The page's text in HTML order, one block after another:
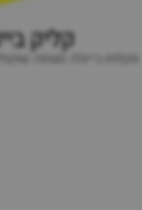
קליק
מקלות בייגלה מצופה